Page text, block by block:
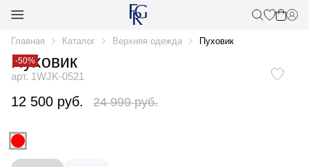
Главная Каталог Верхняя одежда Пуховик
-50%
Пуховик
арт. 1WJK-0521
12 500 руб. 24 999 руб.